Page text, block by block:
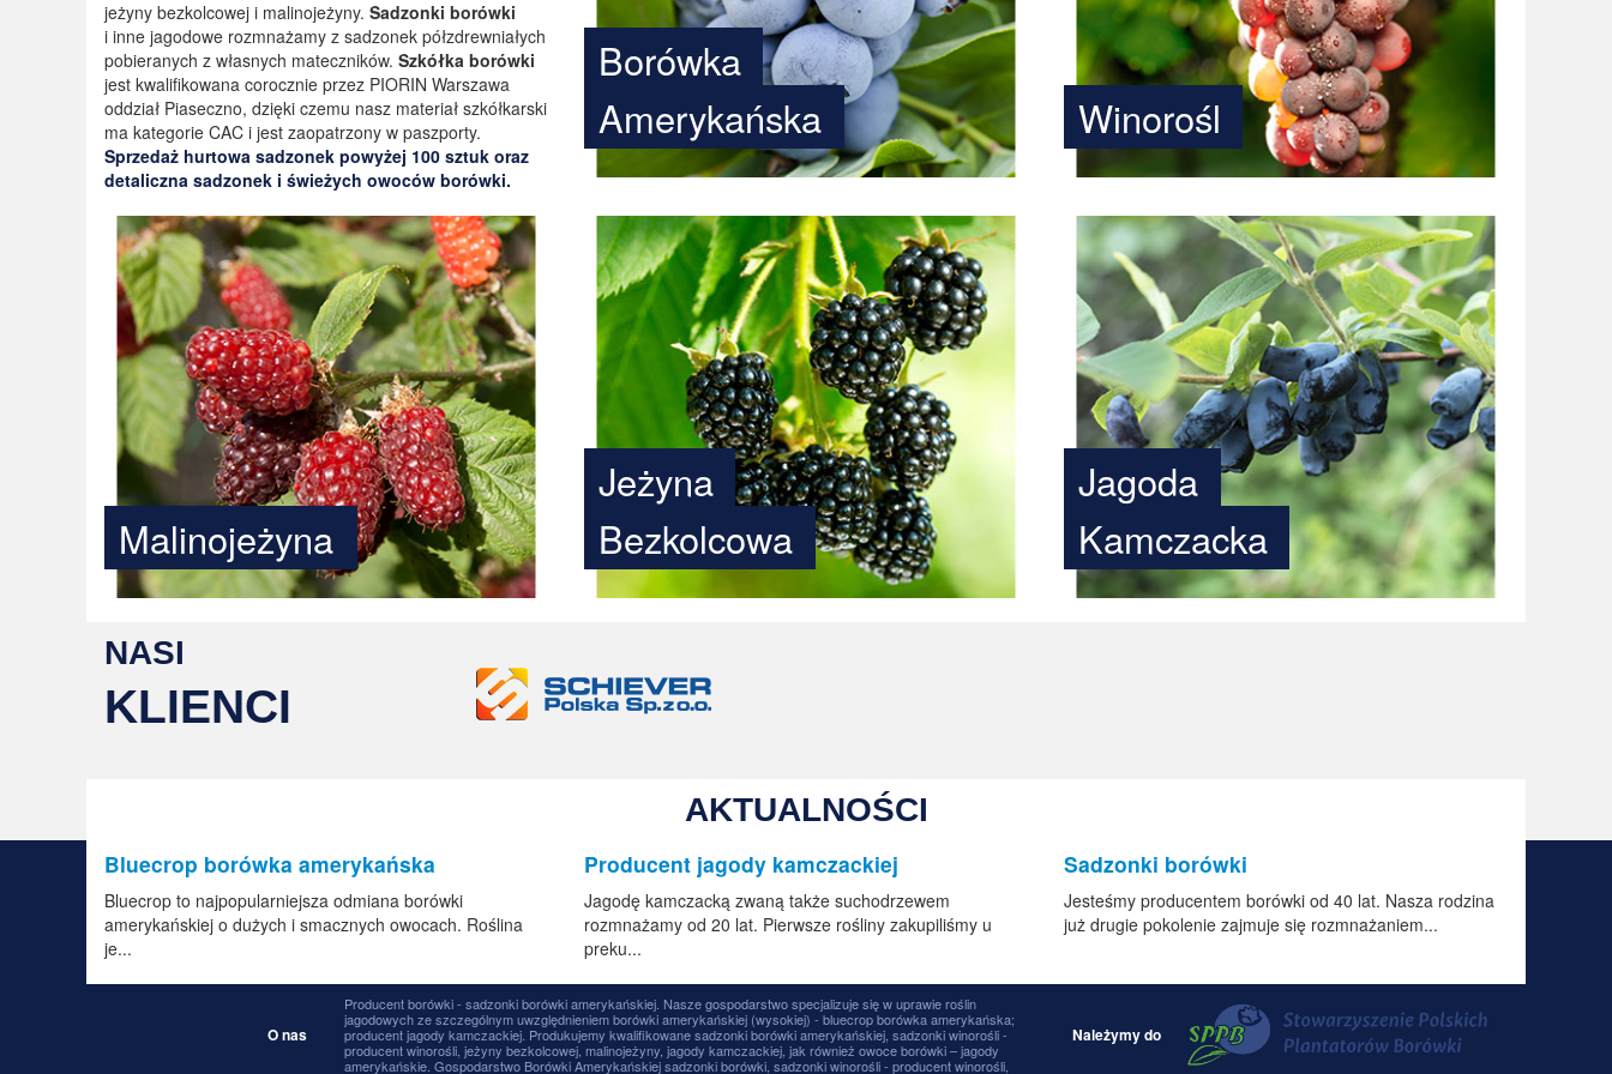
jeżyny bezkolcowej i malinojeżyny. Sadzonki borówki
i inne jagodowe rozmnażamy z sadzonek półzdrewniałych
pobieranych z własnych mateczników. Szkółka borówki
jest kwalifikowana corocznie przez PIORIN Warszawa
oddział Piaseczno, dzięki czemu nasz materiał szkółkarski
ma kategorie CAC i jest zaopatrzony w paszporty.
Sprzedaż hurtowa sadzonek powyżej 100 sztuk oraz
detaliczna sadzonek i świeżych owoców borówki.
Borówka
Amerykańska
Winorośl
Malinojeżyna
Jeżyna
Bezkolcowa
Jagoda
Kamczacka
NASI
KLIENCI
AKTUALNOŚCI
Bluecrop borówka amerykańska
Bluecrop to najpopularniejsza odmiana borówki
amerykańskiej o dużych i smacznych owocach. Roślina
je...
Producent jagody kamczackiej
Jagodę kamczacką zwaną także suchodrzewem
rozmnażamy od 20 lat. Pierwsze rośliny zakupiliśmy u
preku...
Sadzonki borówki
Jesteśmy producentem borówki od 40 lat. Nasza rodzina
już drugie pokolenie zajmuje się rozmnażaniem...
O nas
Producent borówki - sadzonki borówki amerykańskiej. Nasze gospodarstwo specjalizuje się w uprawie roślin
jagodowych ze szczególnym uwzględnieniem borówki amerykańskiej (wysokiej) - bluecrop borówka amerykańska;
producent jagody kamczackiej. Produkujemy kwalifikowane sadzonki borówki amerykańskiej, sadzonki winorośli -
producent winorośli, jeżyny bezkolcowej, malinojeżyny, jagody kamczackiej, jak również owoce borówki – jagody
amerykańskie. Gospodarstwo Borówki Amerykańskiej sadzonki borówki, sadzonki winorośli - producent winorośli,
Należymy do